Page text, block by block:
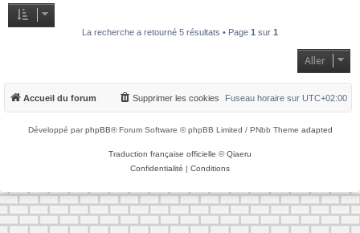
La recherche a retourné 5 résultats • Page 1 sur 1
Aller
Accueil du forum Fuseau horaire sur UTC+02:00
Supprimer les cookies
Développé parphpBB® Forum Software © phpBB Limited / PNbb Theme adapted
Traduction française officielle ©Qiaeru
Confidentialité | Conditions